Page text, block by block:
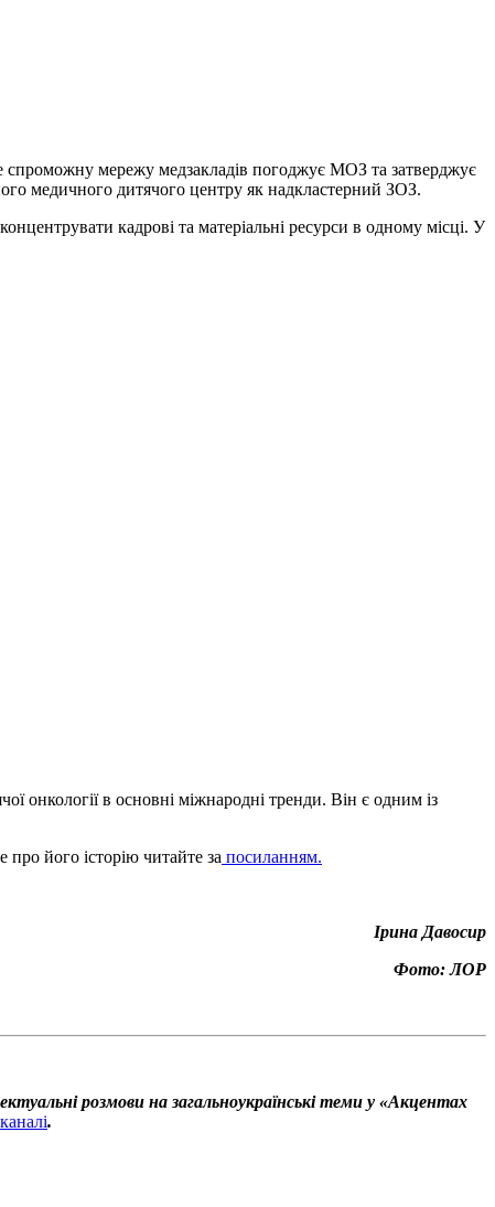
мережу медзакладів погоджує МОЗ та затверджує
медичного дитячого центру як надкластерний ЗОЗ.
кадрові та матеріальні ресурси в одному місці. У
онкології в основні міжнародні тренди. Він є одним із
про його історію читайте за посиланням.
Ірина Давосир
Фото: ЛОР
розмови на загальноукраїнські теми у «Акцентах
.